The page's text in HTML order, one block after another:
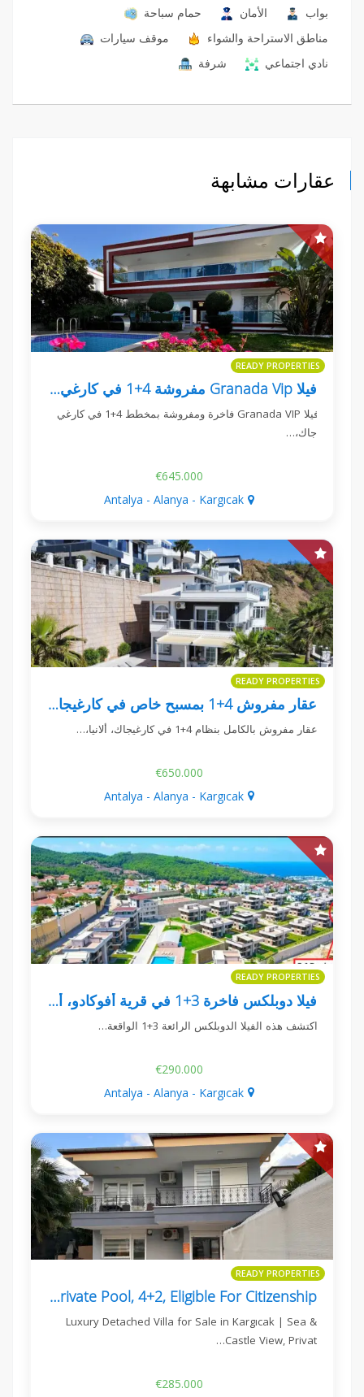
بواب الأمان
حمام سباحة
مناطق الاستراحة والشواء
موقف سيارات
نادي اجتماعي
شرفة
عقارات مشابهة
READY PROPERTIES
فيلا Granada Vip مفروشة 4+1 في كارغي جاك ألانيا
فيلا Granada VIP فاخرة ومفروشة بمخطط 4+1 في كارغي
جاك،…
€645.000
Antalya - Alanya - Kargıcak
READY PROPERTIES
عقار مفروش 4+1 بمسبح خاص في كارغيجاك ألانيا
عقار مفروش بالكامل بنظام 4+1 في كارغيجاك، ألانيا،…
€650.000
Antalya - Alanya - Kargıcak
READY PROPERTIES
فيلا دوبلكس فاخرة 3+1 في قرية أفوكادو، ألانيا/كارجياك
اكتشف هذه الفيلا الدوبلكس الرائعة 3+1 الواقعة…
€290.000
Antalya - Alanya - Kargıcak
READY PROPERTIES
Detached Villa With Private Pool, 4+2, Eligible For Citizenship
Luxury Detached Villa for Sale in Kargıcak | Sea &
Castle View, Privat…
€285.000